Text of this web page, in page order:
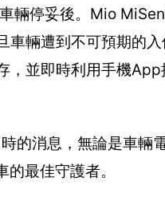
停妥後。Mio
輛遭到不可預期的
並即時利用手機
消息，無論是車輛
最佳守護者。